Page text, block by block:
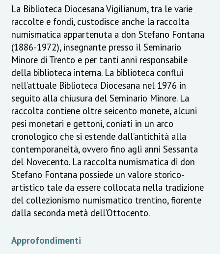
La Biblioteca Diocesana Vigilianum, tra le varie
raccolte e fondi, custodisce anche la raccolta
numismatica appartenuta a don Stefano Fontana
(1886-1972), insegnante presso il Seminario
Minore di Trento e per tanti anni responsabile
della biblioteca interna. La biblioteca confluì
nell’attuale Biblioteca Diocesana nel 1976 in
seguito alla chiusura del Seminario Minore. La
raccolta contiene oltre seicento monete, alcuni
pesi monetari e gettoni, coniati in un arco
cronologico che si estende dall’antichità alla
contemporaneità, ovvero fino agli anni Sessanta
del Novecento. La raccolta numismatica di don
Stefano Fontana possiede un valore storico-
artistico tale da essere collocata nella tradizione
del collezionismo numismatico trentino, fiorente
dalla seconda metà dell’Ottocento.
Approfondimenti